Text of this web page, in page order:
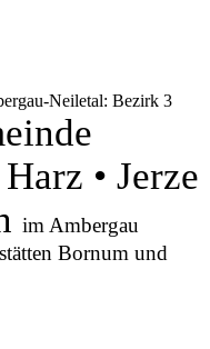
Neiletal: Bezirk 3
• Jerze
im Ambergau
Bornum und